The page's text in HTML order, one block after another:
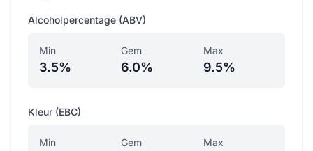
Alcoholpercentage (ABV)
Min
3.5%
Gem
6.0%
Max
9.5%
Kleur (EBC)
Min Gem Max